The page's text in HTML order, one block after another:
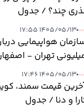
چند؟ / جدول
۱۴۰۵/۰۵/۱۳ ۱۷:۵۵
تهران -
۱۴۰۵/۰۵/۱۳ ۱۷:۴۶
قیمت سمند،
و دنا / جدول